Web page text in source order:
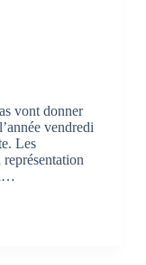
vont donner
vendredi
Les